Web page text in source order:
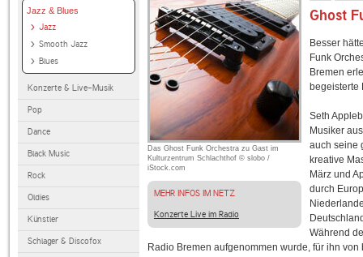
Jazz & Blues
Jazz
Smooth Jazz
Blues
Konzerte & Live-Musik
Pop
Dance
Black Music
Rock
Oldies
Künstler
Schlager & Discofox
Das Ghost Funk Orchestra zu Gast im
Kulturzentrum Schlachthof © slobo /
iStock.com
MEHR INFOS IM NETZ
Konzerte Live im Radio
Ghost
Besser
Funk
Bremen
begeisterte
Seth
Musiker
auch seine
kreative
März und
durch
Während
Radio Bremen aufgenommen wurde, für ihn